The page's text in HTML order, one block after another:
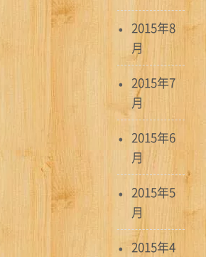
2015年8
月
2015年7
月
2015年6
月
2015年5
月
2015年4